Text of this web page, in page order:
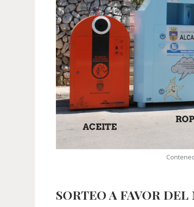
SORTEO A FAVOR